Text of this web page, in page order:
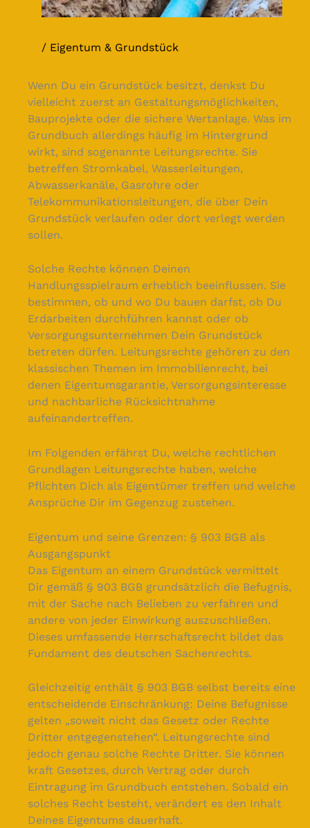
Eigentum & Grundstück
Wenn Du ein Grundstück besitzt, denkst Du
vielleicht zuerst an Gestaltungsmöglichkeiten,
Bauprojekte oder die sichere Wertanlage. Was im
Grundbuch allerdings häufig im Hintergrund
wirkt, sind sogenannte Leitungsrechte. Sie
betreffen Stromkabel, Wasserleitungen,
Abwasserkanäle, Gasrohre oder
Telekommunikationsleitungen, die über Dein
Grundstück verlaufen oder dort verlegt werden
sollen.
Solche Rechte können Deinen
Handlungsspielraum erheblich beeinflussen. Sie
bestimmen, ob und wo Du bauen darfst, ob Du
Erdarbeiten durchführen kannst oder ob
Versorgungsunternehmen Dein Grundstück
betreten dürfen. Leitungsrechte gehören zu den
klassischen Themen im Immobilienrecht, bei
denen Eigentumsgarantie, Versorgungsinteresse
und nachbarliche Rücksichtnahme
aufeinandertreffen.
Im Folgenden erfährst Du, welche rechtlichen
Grundlagen Leitungsrechte haben, welche
Pflichten Dich als Eigentümer treffen und welche
Ansprüche Dir im Gegenzug zustehen.
Eigentum und seine Grenzen: § 903 BGB als
Ausgangspunkt
Das Eigentum an einem Grundstück vermittelt
Dir gemäß § 903 BGB grundsätzlich die Befugnis,
mit der Sache nach Belieben zu verfahren und
andere von jeder Einwirkung auszuschließen.
Dieses umfassende Herrschaftsrecht bildet das
Fundament des deutschen Sachenrechts.
Gleichzeitig enthält § 903 BGB selbst bereits eine
entscheidende Einschränkung: Deine Befugnisse
gelten „soweit nicht das Gesetz oder Rechte
Dritter entgegenstehen“. Leitungsrechte sind
jedoch genau solche Rechte Dritter. Sie können
kraft Gesetzes, durch Vertrag oder durch
Eintragung im Grundbuch entstehen. Sobald ein
solches Recht besteht, verändert es den Inhalt
Deines Eigentums dauerhaft.